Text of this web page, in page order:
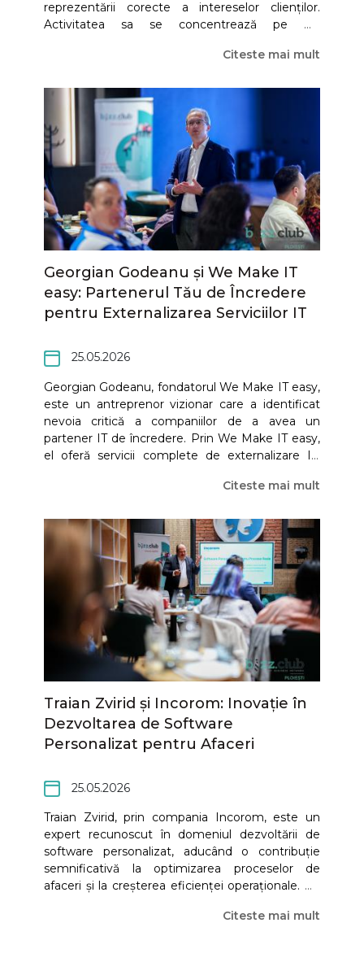
reprezentării corecte a intereselor clienților.
Activitatea sa se concentrează pe pe
, o abordare modernă care
față de client.
tranzacție imobiliară nu este doar o tranzacție, ci
din viața unui om. De aceea, fiecare colaborare
este tratată cu seriozitate, implicare și
responsabilitate, astfel încât clientul să
beneficieze de consultanță reală, protecție și
rezultate.
Citeste mai mult
Georgian Godeanu și We Make IT
easy: Partenerul Tău de Încredere
pentru Externalizarea Serviciilor IT
25.05.2026
Georgian Godeanu, fondatorul We Make IT easy,
este un antreprenor vizionar care a identificat
nevoia critică a companiilor de a avea un
partener IT de încredere. Prin We Make IT easy,
el oferă servicii complete de externalizare IT,
activitățile lor de bază, în timp ce infrastructura
Citeste mai mult
Traian Zvirid și Incorom: Inovație în
Dezvoltarea de Software
Personalizat pentru Afaceri
25.05.2026
Traian Zvirid, prin compania Incorom, este un
expert recunoscut în domeniul dezvoltării de
software personalizat, aducând o contribuție
semnificativă la optimizarea proceselor de
afaceri și la creșterea eficienței operaționale. Cu
Traian Zvirid și echipa de la Incorom oferă soluții
Citeste mai mult